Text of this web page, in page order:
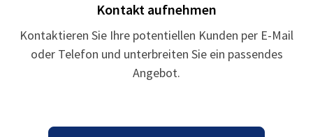
Kontakt aufnehmen
Kontaktieren Sie Ihre potentiellen Kunden per E-Mail
oder Telefon und unterbreiten Sie ein passendes
Angebot.